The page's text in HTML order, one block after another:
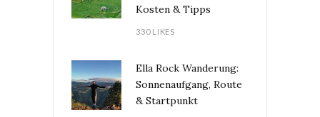
Kosten & Tipps
330 LIKES
Ella Rock Wanderung:
Sonnenaufgang, Route
& Startpunkt